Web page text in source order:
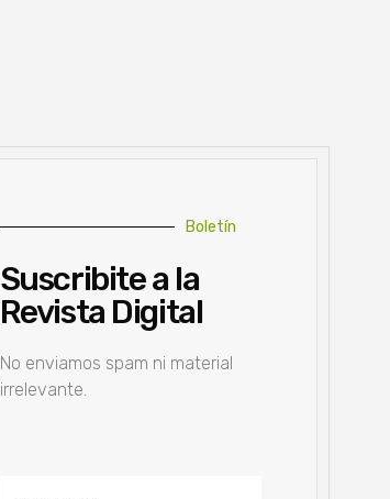
Boletín
Suscribite a la
Revista Digital
No enviamos spam ni material
irrelevante.